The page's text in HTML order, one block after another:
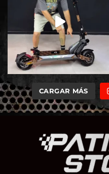
CARGAR MÁS